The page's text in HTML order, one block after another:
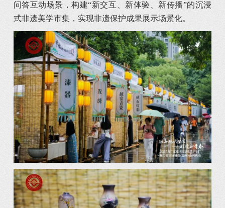
问答互动场景，构建“新交互、新体验、新传播”的沉浸
式非遗美学市集，实现非遗保护成果展示场景化。